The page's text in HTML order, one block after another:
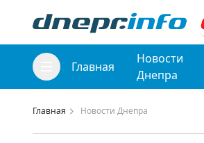
Главная
Новости
Днепра
Главная Новости Днепра